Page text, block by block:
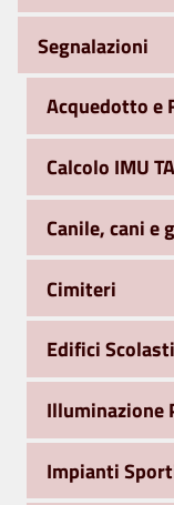
Segnalazioni
Acquedotto e
Calcolo IMU
Canile, cani e
Cimiteri
Edifici
Illuminazione
Impianti